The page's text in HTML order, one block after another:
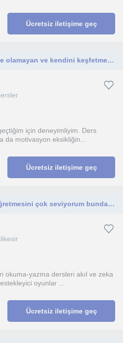
Ücretsiz iletişime geç
Derslerine çalışırken motive olamayan ve kendini keşfetmekte zorlananlar için buradayım.
için deneyimliyim. Ders
da motivasyon eksikliğin...
Ücretsiz iletişime geç
ben çocuklara bir şeyler öğretmesini çok seviyorum bundan keyif alıyorum amacım eğlenerek onları eğitmek onları sıkmamak
okuma-yazma dersleri akıl ve zeka
oyunlar ...
Ücretsiz iletişime geç